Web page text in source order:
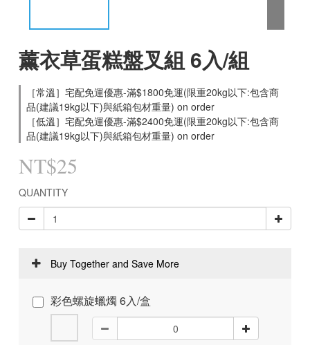
薰衣草蛋糕盤叉組 6入/組
［常溫］宅配免運優惠-滿$1800免運(限重20kg以下:包含商
品(建議19kg以下)與紙箱包材重量) on order
［低溫］宅配免運優惠-滿$2400免運(限重20kg以下:包含商
品(建議19kg以下)與紙箱包材重量) on order
NT$25
QUANTITY
Buy Together and Save More
彩色螺旋蠟燭 6入/盒